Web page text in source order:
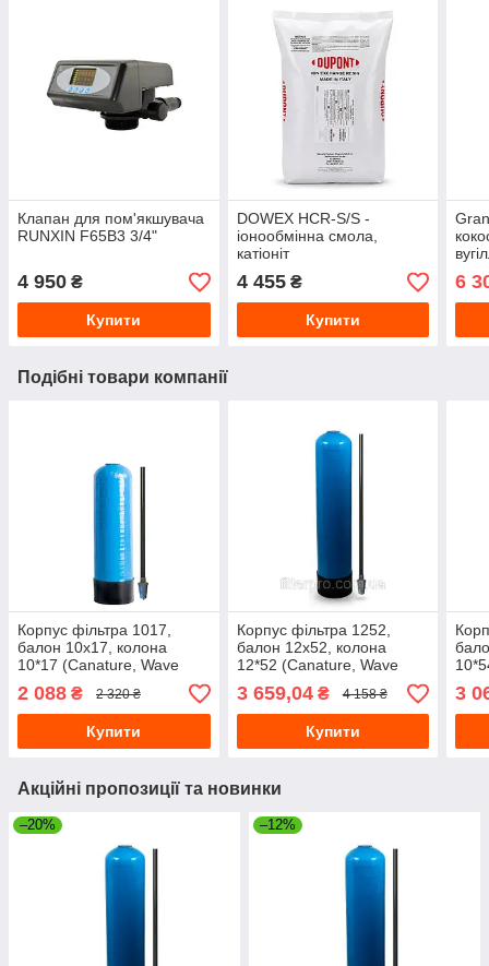
Клапан для пом'якшувача
RUNXIN F65B3 3/4"
4 950 ₴
Купити
DOWEX HCR-S/S -
іонообмінна смола,
катіоніт
4 455₴
Купити
6
Подібні товари компанії
Корпус фільтра 1017,
балон 10х17, колона
10*17 (Canature, Wave
2 088 ₴ 2 320 ₴
Купити
Корпус фільтра 1252,
балон 12х52, колона
12*52 (Canature, Wave
Cyber) 12"х52" з трубою та
дистриб.
3 659,04₴ 4 158 ₴
Купити
3
Акційні пропозиції та новинки
–20% –12%